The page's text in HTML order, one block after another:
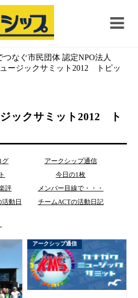
ックサミット2012 ト
グ
アークシップ通信
今日の1枚
評
メンバー目線で・・・
動日
チームACTの活動日記
アークシップ通信